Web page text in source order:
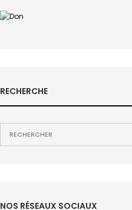
RECHERCHE
NOS RÉSEAUX SOCIAUX